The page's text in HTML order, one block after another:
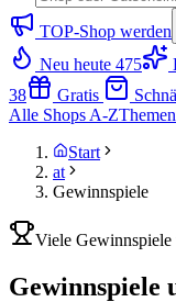
TOP-Shop werden
Neu heute 475
38
Gratis
Alle Shops A-Z
Start
at
Gewinnspiele
Viele Gewinnspiele
Gewinnspiele